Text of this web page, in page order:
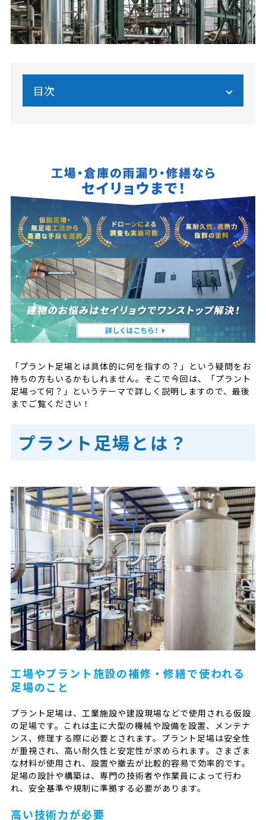
目次
プラント足場工事は工場内の安全を守るために必
通常の足場工事との違い
より高い安全性が求められる
複雑で特殊な形状であるケースが多い
プラント足場工事の費用と期間について
費用
期間
プラント工事なら足場よりもロープアクセスがお
すすめ
ロープアクセスとは
プラント工事にロープアクセスがおすすめの理
プラント工事の足場・ロープアクセスならセイリ
ョウにお任せください
「プラント足場とは具体的に何を指すの？」という疑問をお
持ちの方もいるかもしれません。そこで今回は、「プラント
足場って何？」というテーマで詳しく説明しますので、最後
までご覧ください！
プラント足場とは？
工場やプラント施設の補修・修繕で使われる
足場のこと
プラント足場は、工業施設や建設現場などで使用される仮設
の足場です。これは主に大型の機械や設備を設置、メンテナ
ンス、修理する際に必要とされます。プラント足場は安全性
が重視され、高い耐久性と安定性が求められます。さまざま
な材料が使用され、設置や撤去が比較的容易で効率的です。
足場の設計や構築は、専門の技術者や作業員によって行わ
れ、安全基準や規制に準拠する必要があります。
高い技術力が必要